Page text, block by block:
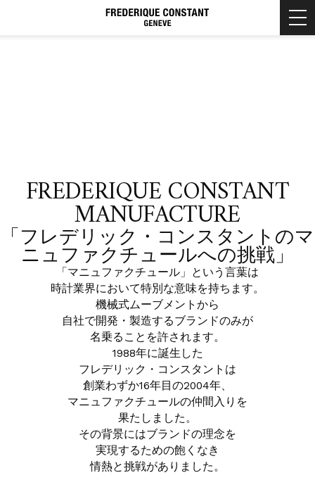
BRAND HISTORY
ブランドヒストリー
MANUFACTURE
マニュファクチュール
NEW ARRIVALS
MEN'S COLLECTION
MANUFACTURE
マニュファクチュール
HIGHLIFE
CLASSICS
LADIES' COLLECTION
ハイライフ
新着情報
SHOP 店舗情報
FREDERIQUE CONSTANT BOUTIQUE TOKYO
フレデリック・コンスタント ブティック 東京
FEATURES 特集
SUPPORT サポート
INSTAGRAM
FACEBOOK
FREDERIQUE CONSTANT
MANUFACTURE
「フレデリック・コンスタントのマ
ニュファクチュールへの挑戦」
「マニュファクチュール」という言葉は
時計業界において特別な意味を持ちます。
機械式ムーブメントから
自社で開発・製造するブランドのみが
名乗ることを許されます。
1988年に誕生した
フレデリック・コンスタントは
創業わずか16年目の2004年、
マニュファクチュールの仲間入りを
果たしました。
その背景にはブランドの理念を
実現するための飽くなき
情熱と挑戦がありました。